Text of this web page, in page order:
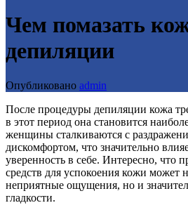
Чем помазать
депиляции
Опубликовано admin
После процедуры депиляции кожа
в этот период она становится
женщины сталкиваются с
дискомфортом, что значительно
уверенность в себе. Интересно, что
средств для успокоения кожи может
неприятные ощущения, но и
гладкости.